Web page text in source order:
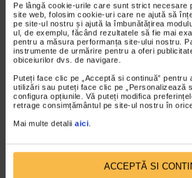
Pe lângă cookie-urile care sunt strict necesare
site web, folosim cookie-uri care ne ajută să
pe site-ul nostru și ajută la îmbunătățirea
ul, de exemplu, făcând rezultatele să fie mai
pentru a măsura performanța site-ului nostru.
instrumente de urmărire pentru a oferi
obiceiurilor dvs. de navigare.
Puteți face clic pe „Acceptă si continuă”
utilizări sau puteți face clic pe „Personalizează
configura opțiunile. Vă puteți modifica
retrage consimțământul pe site-ul nostru în
Mai multe detalii aici
ACCEPTĂ SI
Race for the cure, aleargă
femeilor!
1.608 vizualizari
VIDEO